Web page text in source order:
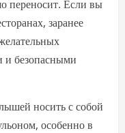
переносит. Если вы
заранее
и безопасными
носить с собой
особенно в